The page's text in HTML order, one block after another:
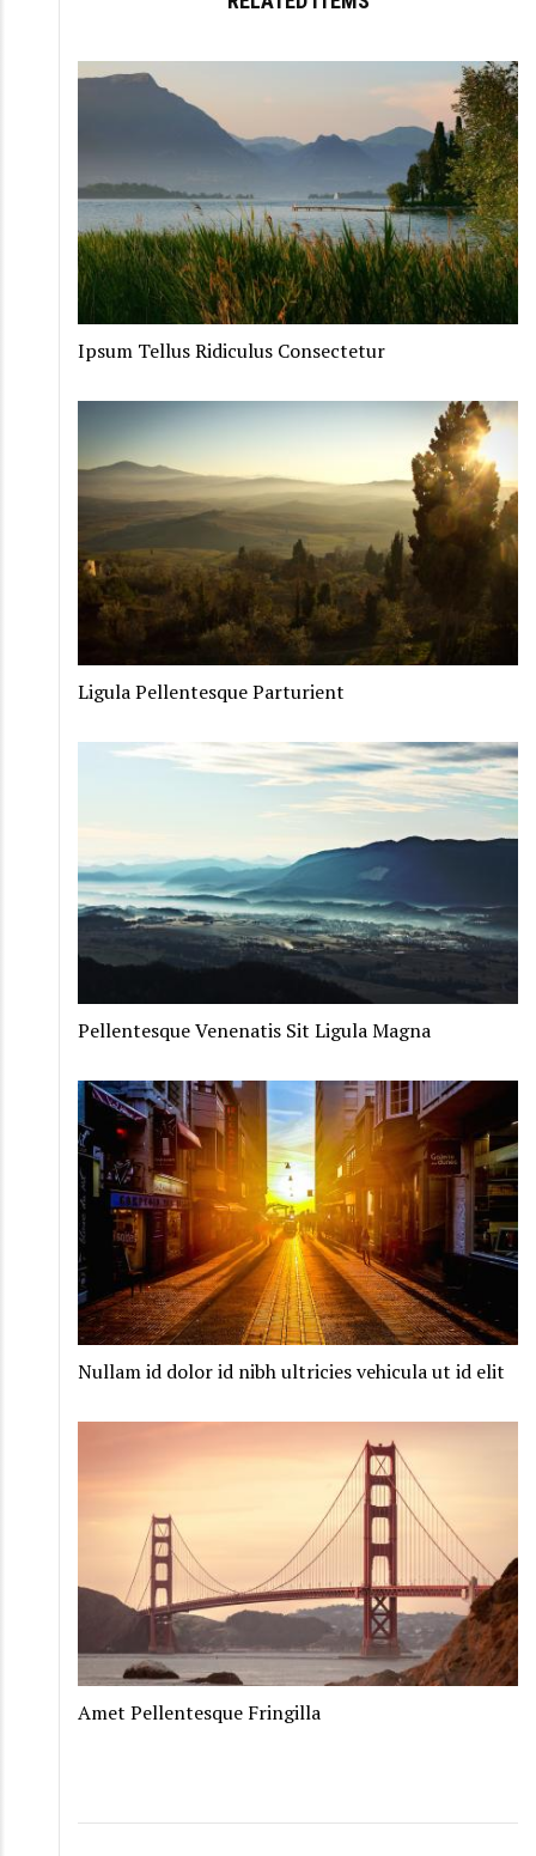
Ipsum Tellus Ridiculus Consectetur
Ligula Pellentesque Parturient
Pellentesque Venenatis Sit Ligula Magna
Nullam id dolor id nibh ultricies vehicula ut id elit
Amet Pellentesque Fringilla